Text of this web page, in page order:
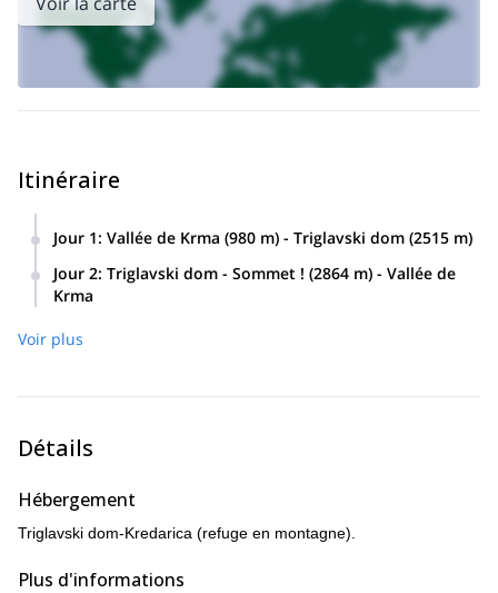
Itinéraire
Jour 1: Vallée de Krma (980 m) - Triglavski dom (2515 m)
Jour 2: Triglavski dom - Sommet ! (2864 m) - Vallée de
Krma
sommet et retour, plus 4 heures pour descendre dans la
Le programme se déroule en deux jours, entre 16 et 18
Voir plus
Détails
Hébergement
Triglavski dom-Kredarica (refuge en montagne).
Plus d'informations